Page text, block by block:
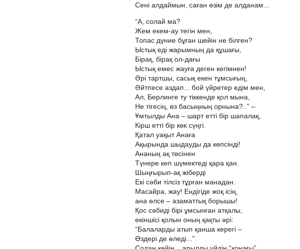
Сені алдаймын, саған өзім де алданам...
“А, солай ма?
Жем екем-ау тегін мен,
Топас дүние бұған шейін не білген?
Ыстық еді жарымның да құшағы,
Бірақ, бірақ ол-дағы
Ыстық емес жауға деген кегімнен!
Әрі тартшы, сасық екен тұмсығың,
Әйтпесе аздап... бой үйретер едім мен,
Ал, Берлинге ту тіккенде қол мына,
Не тігесің, өз басыңның орнына?..” –
Ұмтылды Ана – шарт етті бір шапалақ,
Кірш етті бір көк сүңгі.
Қатал уақыт Анаға
Ақырында шыдауды да көпсінді!
Ананың ақ төсінен
Түнере кеп шүмектеді қара қан.
Шыңғырып-ақ жіберді
Екі сәби тілсіз тұрған манадан.
Масайра, жау! Ендігіде жоқ ісің,
ана өлсе – азаматтық борышы!
Қос сәбиді бірі ұмсынған атқалы,
екіншісі қолын оның қақты әрі:
“Балаларды атып қанша керегі –
Өздері де өледі...”